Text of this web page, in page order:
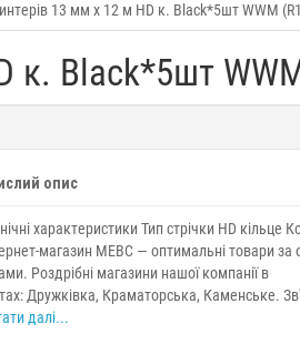
13 мм х 12 м HD к. Black*5шт WWM
к. Black*5шт
опис
характеристики Тип стрічки HD кільце
магазин МЕВС — оптимальні товари за
Роздрібні магазини нашої компанії в
Дружківка, Краматорська, Каменське.
далі...